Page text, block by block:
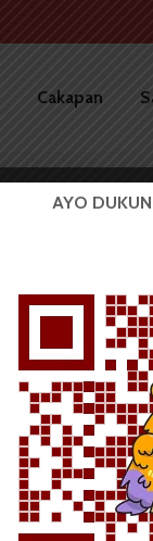
Cakapan
BERITA KAMPUS
DPM USU
Redaksi 8
AYO